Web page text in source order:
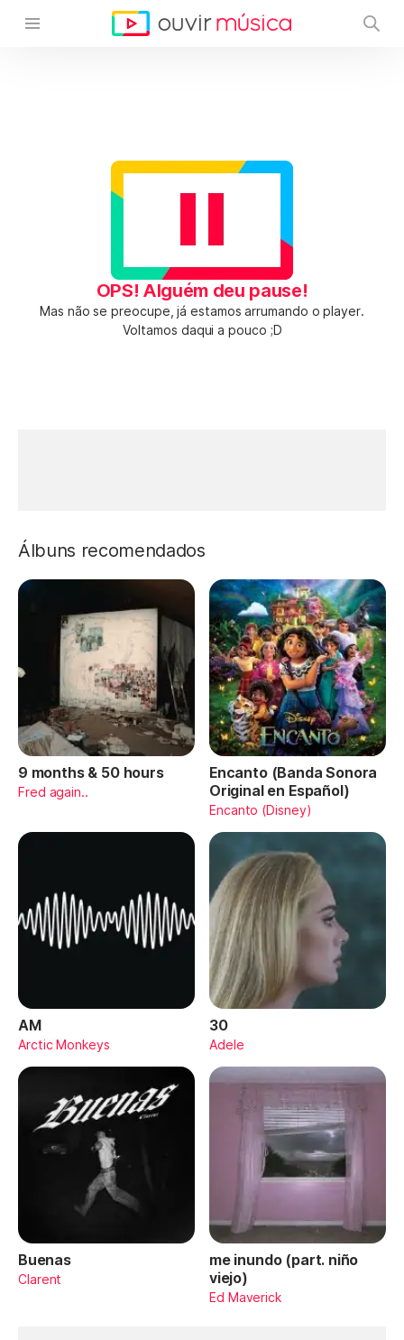
OPS! Alguém deu pause!
Mas não se preocupe, já estamos arrumando o player.
Voltamos daqui a pouco ;D
Álbuns recomendados
9 months & 50 hours
Fred again..
Encanto (Banda Sonora
Original en Español)
Encanto (Disney)
AM
Arctic Monkeys
30
Adele
Buenas
Clarent
me inundo (part. niño
viejo)
Ed Maverick